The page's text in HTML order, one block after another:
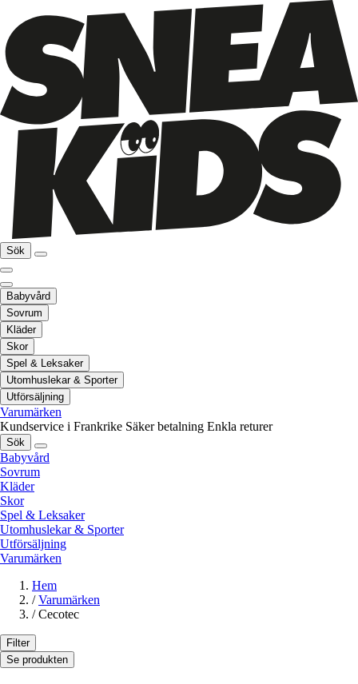
Sök
Babyvård
Sovrum
Kläder
Skor
Spel & Leksaker
Utomhuslekar & Sporter
Utförsäljning
Varumärken
Kundservice i Frankrike Säker betalning Enkla returer
Sök
Babyvård
Sovrum
Kläder
Skor
Spel & Leksaker
Utomhuslekar & Sporter
Utförsäljning
Varumärken
Hem
/ Varumärken
/ Cecotec
Filter
Se produkten